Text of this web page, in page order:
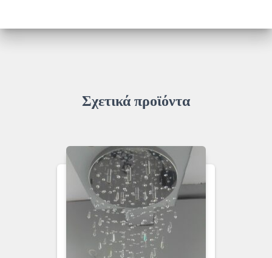
Σχετικά προϊόντα